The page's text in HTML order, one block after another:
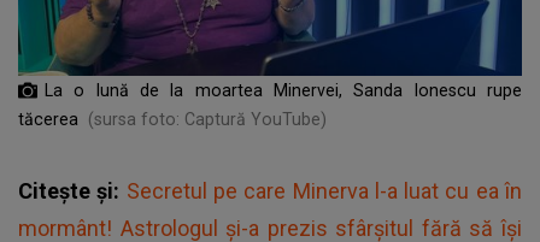
La o lună de la moartea Minervei, Sanda Ionescu rupe
tăcerea
(sursa foto: Captură YouTube)
Citește și: Secretul pe care Minerva l-a luat cu ea în
mormânt! Astrologul și-a prezis sfârșitul fără să își